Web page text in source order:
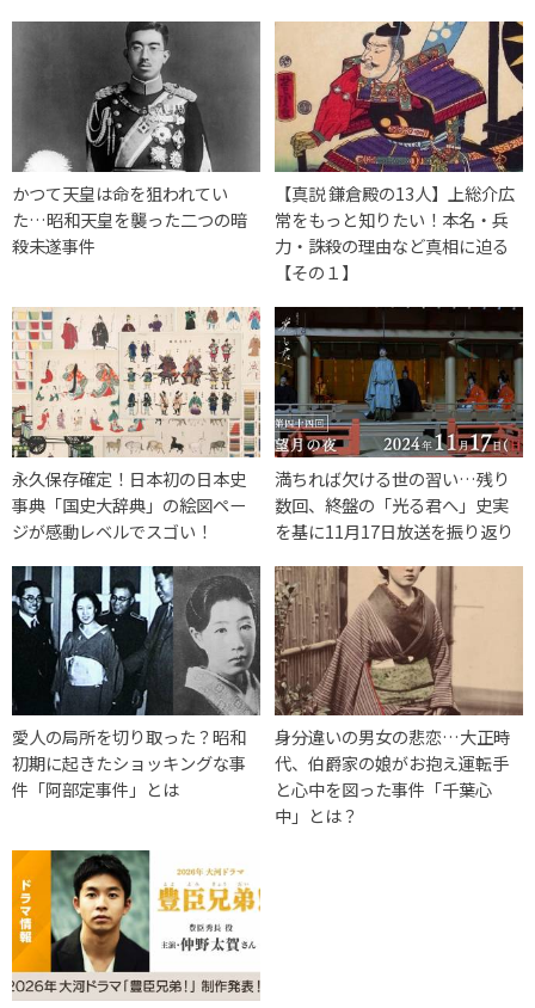
かつて天皇は命を狙われてい
た…昭和天皇を襲った二つの暗
殺未遂事件
【真説 鎌倉殿の13人】上総介広
常をもっと知りたい！本名・兵
力・誅殺の理由など真相に迫る
【その１】
永久保存確定！日本初の日本史
事典「国史大辞典」の絵図ペー
ジが感動レベルでスゴい！
満ちれば欠ける世の習い…残り
数回、終盤の「光る君へ」史実
を基に11月17日放送を振り返り
愛人の局所を切り取った？昭和
初期に起きたショッキングな事
件「阿部定事件」とは
身分違いの男女の悲恋…大正時
代、伯爵家の娘がお抱え運転手
と心中を図った事件「千葉心
中」とは？